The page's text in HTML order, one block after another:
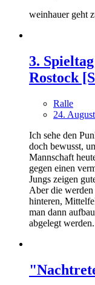
weinhauer geht
3.
Rostock
Ralle
24.
Ich sehe den
doch bewusst,
Mannschaft
gegen einen
Jungs zeigen
Aber die
hinteren,
man dann
abgelegt werden.